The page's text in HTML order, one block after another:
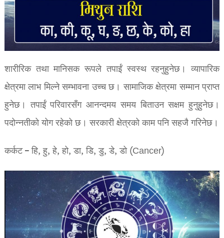
शारीरिक तथा मानिसक रूपले तपाईं स्वस्थ रहनुहुनेछ। व्यापारिक
क्षेत्रमा लाभ मिल्ने सम्भावना उच्च छ। सामाजिक क्षेत्रमा सम्मान प्राप्त
हुनेछ। तपाईं परिवारसँग आनन्दमय समय बिताउन सक्षम हुनुहुनेछ।
पदोन्नतीको योग रहेको छ। सरकारी क्षेत्रको काम पनि सहजै गरिनेछ।
कर्कट – हि, हु, हे, हो, डा, डि, डु, डे, डो (Cancer)